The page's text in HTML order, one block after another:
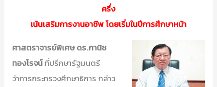
ครึ่ง
เน้นเสริมการงานอาชีพ โดยเริ่มในปีการศึกษาหน้า
ศาสตราจารย์พิเศษ ดร.ภานิช
ทองโรจน์ที่ปรึกษารัฐมนตรี
ว่าการกระทรวงศึกษาธิการ กล่าว